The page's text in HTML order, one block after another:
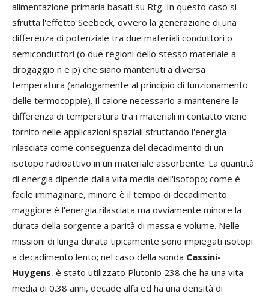
alimentazione primaria basati su Rtg. In questo caso si
sfrutta l'effetto Seebeck, ovvero la generazione di una
differenza di potenziale tra due materiali conduttori o
semiconduttori (o due regioni dello stesso materiale a
drogaggio n e p) che siano mantenuti a diversa
temperatura (analogamente al principio di funzionamento
delle termocoppie). Il calore necessario a mantenere la
differenza di temperatura tra i materiali in contatto viene
fornito nelle applicazioni spaziali sfruttando l'energia
rilasciata come conseguenza del decadimento di un
isotopo radioattivo in un materiale assorbente. La quantità
di energia dipende dalla vita media dell'isotopo; come è
facile immaginare, minore è il tempo di decadimento
maggiore è l'energia rilasciata ma ovviamente minore la
durata della sorgente a parità di massa e volume. Nelle
missioni di lunga durata tipicamente sono impiegati isotopi
a decadimento lento; nel caso della sonda Cassini-
Huygens, è stato utilizzato Plutonio 238 che ha una vita
media di 0.38 anni, decade alfa ed ha una densità di